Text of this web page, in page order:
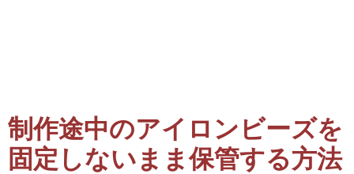
制作途中のアイロンビーズを
固定しないまま保管する方法